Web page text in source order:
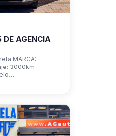
DE AGENCIA
MARCA:
3000km